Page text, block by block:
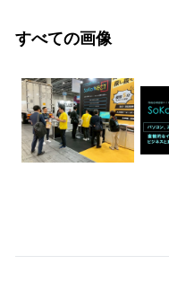
すべての画像